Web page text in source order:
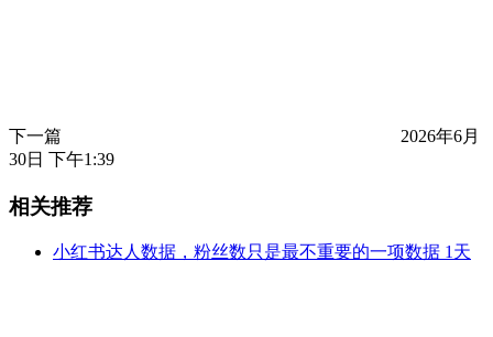
下一篇
2026年6月
30日 下午1:39
相关推荐
小红书达人数据，粉丝数只是最不重要的一项数据 1天